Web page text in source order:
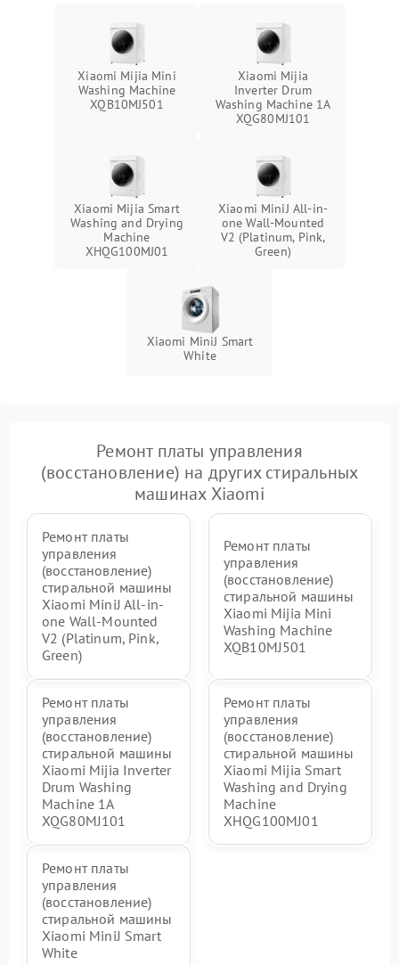
Xiaomi Mijia Mini
Washing Machine
XQB10MJ501
Xiaomi Mijia
Inverter Drum
Washing Machine 1A
XQG80MJ101
Xiaomi Mijia Smart
Washing and Drying
Machine
XHQG100MJ01
Xiaomi MiniJ All-in-
one Wall-Mounted
V2 (Platinum, Pink,
Green)
Xiaomi MiniJ Smart
White
Ремонт платы управления
(восстановление) на других стиральных
машинах Xiaomi
Ремонт платы
управления
(восстановление)
стиральной машины
Xiaomi MiniJ All-in-
one Wall-Mounted
V2 (Platinum, Pink,
Green)
Ремонт платы
управления
(восстановление)
стиральной машины
Xiaomi Mijia Mini
Washing Machine
XQB10MJ501
Ремонт платы
управления
(восстановление)
стиральной машины
Xiaomi Mijia Inverter
Drum Washing
Machine 1A
XQG80MJ101
Ремонт платы
управления
(восстановление)
стиральной машины
Xiaomi Mijia Smart
Washing and Drying
Machine
XHQG100MJ01
Ремонт платы
управления
(восстановление)
стиральной машины
Xiaomi MiniJ Smart
White